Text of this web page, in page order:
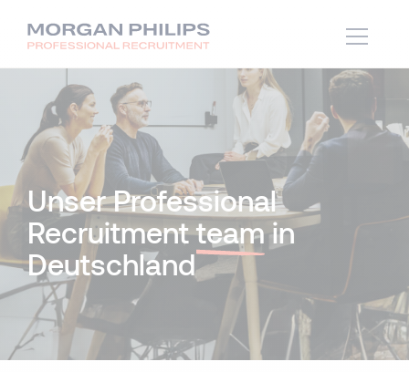
Unser Professional
Recruitmentteamin
Deutschland